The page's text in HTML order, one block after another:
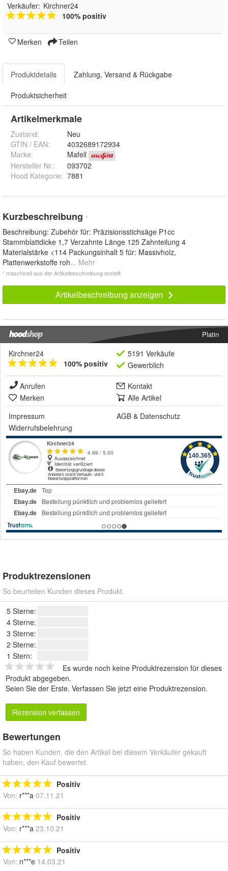
Verkäufer: Kirchner24
100% positiv
Merken Teilen
Produktdetails Zahlung, Versand & Rückgabe
Produktsicherheit
Artikelmerkmale
Zustand:
Neu
GTIN / EAN:
4032689172934
Marke:
Mafell
Hersteller Nr.:
093702
Hood Kategorie: 7881
Kurzbeschreibung *
Beschreibung: Zubehör für: Präzisionsstichsäge P1cc
Stammblattdicke 1,7 Verzahnte Länge 125 Zahnteilung 4
Materialstärke <114 Packungsinhalt 5 für: Massivholz,
Plattenwerkstoffe roh... Mehr
* maschinell aus der Artikelbeschreibung erstellt
Artikelbeschreibung anzeigen
Platin
Kirchner24
100% positiv
5191 Verkäufe
Gewerblich
Anrufen
Kontakt
Merken
Alle Artikel
Impressum
AGB & Datenschutz
Widerrufsbelehrung
Produktrezensionen
So beurteilen Kunden dieses Produkt.
5 Sterne:
4 Sterne:
3 Sterne:
2 Sterne:
1 Stern:
Es wurde noch keine Produktrezension für dieses
Produkt abgegeben.
Seien Sie der Erste. Verfassen Sie jetzt eine Produktrezension.
Rezension verfassen
Bewertungen
So haben Kunden, die den Artikel bei diesem Verkäufer gekauft
haben, den Kauf bewertet.
Positiv
Von: r***a 07.11.21
Positiv
Von: r***a 23.10.21
Positiv
Von: n***e 14.03.21